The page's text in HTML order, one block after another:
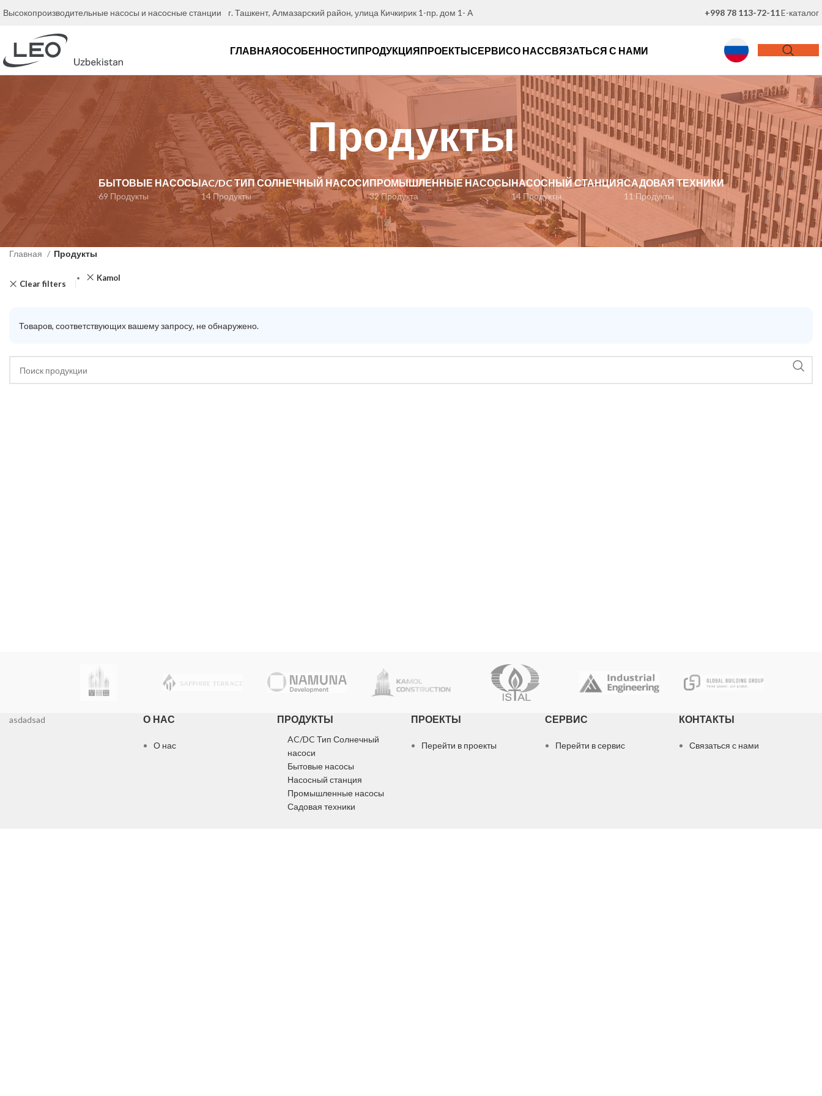
Высокопроизводительные насосы и насосные станции г. Ташкент, Алмазарский район, улица Кичкирик 1-пр. дом 1- А +998 78 113-72-11E-каталог
ГЛАВНАЯОСОБЕННОСТИПРОДУКЦИЯПРОЕКТЫСЕРВИСО НАССВЯЗАТЬСЯ С НАМИ
Продукты
БЫТОВЫЕ НАСОСЫ
69 Продукты
AC/DC ТИП СОЛНЕЧНЫЙ НАСОСИ
14 Продукты
ПРОМЫШЛЕННЫЕ НАСОСЫ
32 Продукта
НАСОСНЫЙ СТАНЦИЯ
14 Продукты
САДОВАЯ ТЕХНИКИ
11 Продукты
Главная Продукты
Clear filters
Kamol
Товаров, соответствующих вашему запросу, не обнаружено.
asdadsad О НАС
О нас
ПРОДУКТЫ
AC/DC Тип Солнечный
насоси
Бытовые насосы
Насосный станция
Промышленные насосы
Садовая техники
ПРОЕКТЫ
Перейти в проекты
СЕРВИС
Перейти в сервис
КОНТАКТЫ
Связаться с нами